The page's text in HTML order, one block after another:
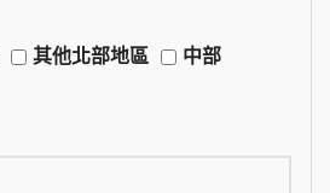
其他北部地區
中部